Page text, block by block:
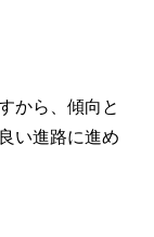
から、傾向と
い進路に進め